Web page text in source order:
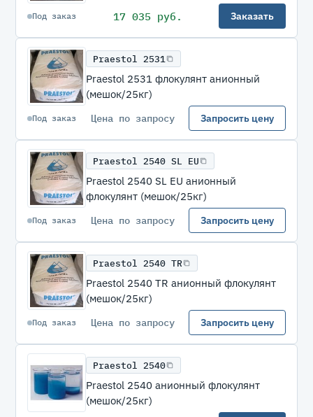
Под заказ 17 035 руб. Заказать
Praestol 2531
Praestol 2531 флокулянт анионный
(мешок/25кг)
Под заказ Цена по запросу Запросить цену
Praestol 2540 SL EU
Praestol 2540 SL EU анионный
флокулянт (мешок/25кг)
Под заказ Цена по запросу Запросить цену
Praestol 2540 TR
Praestol 2540 TR анионный флокулянт
(мешок/25кг)
Под заказ Цена по запросу Запросить цену
Praestol 2540
Praestol 2540 анионный флокулянт
(мешок/25кг)